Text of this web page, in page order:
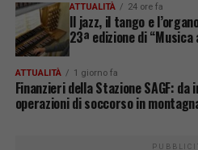
ATTUALITÀ 24 ore fa
Il jazz, il tango e
23ª edizione di “Musica
ATTUALITÀ 1 giorno fa
Finanzieri della Stazione SAGF:
operazioni di soccorso in